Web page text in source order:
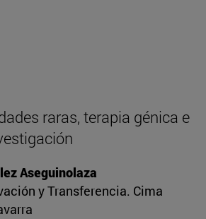
raras, terapia génica e
Aseguinolaza
y Transferencia. Cima